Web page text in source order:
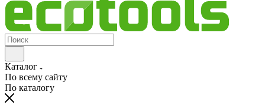
Каталог
По всему сайту
По каталогу